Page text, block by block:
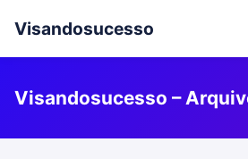
Visandosucesso
Visandosucesso –